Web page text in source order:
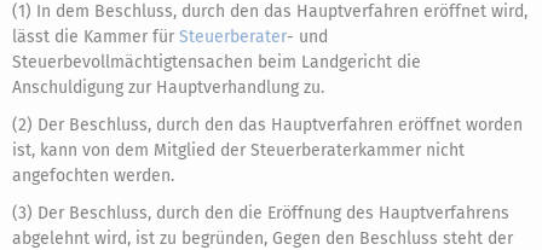
(1) In dem Beschluss, durch den das Hauptverfahren eröffnet wird,
lässt die Kammer für Steuerberater- und
Steuerbevollmächtigtensachen beim Landgericht die
Anschuldigung zur Hauptverhandlung zu.
(2) Der Beschluss, durch den das Hauptverfahren eröffnet worden
ist, kann von dem Mitglied der Steuerberaterkammer nicht
angefochten werden.
(3) Der Beschluss, durch den die Eröffnung des Hauptverfahrens
abgelehnt wird, ist zu begründen, Gegen den Beschluss steht der